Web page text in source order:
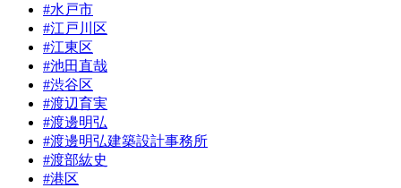
#水戸市
#江戸川区
#江東区
#池田直哉
#渋谷区
#渡辺育実
#渡邊明弘
#渡邊明弘建築設計事務所
#渡部紘史
#港区